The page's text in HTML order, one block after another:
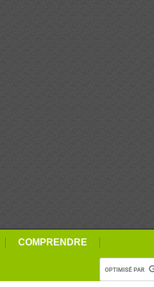
COMPRENDRE